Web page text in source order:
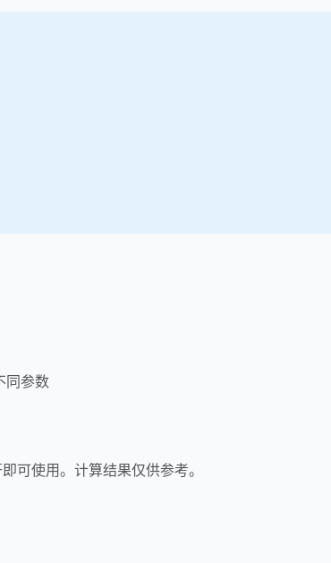
同参数
可使用。计算结果仅供参考。